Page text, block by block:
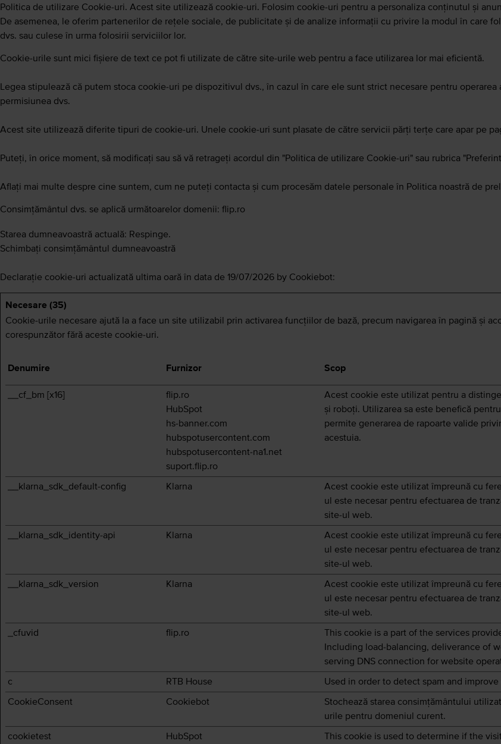
Politica de utilizare Cookie-uri. Acest site utilizează cookie-uri. Folosim cookie-uri pentru a personaliza conținutul și
De asemenea, le oferim partenerilor de rețele sociale, de publicitate și de analize informații cu privire la modul în care
dvs. sau culese în urma folosirii serviciilor lor.
Cookie-urile sunt mici fişiere de text ce pot fi utilizate de către site-urile web pentru a face utilizarea lor mai eficientă.
Legea stipulează că putem stoca cookie-uri pe dispozitivul dvs., în cazul în care ele sunt strict necesare pentru
permisiunea dvs.
Acest site utilizează diferite tipuri de cookie-uri. Unele cookie-uri sunt plasate de către servicii părţi terţe care apar pe
Puteți, în orice moment, să modificați sau să vă retrageți acordul din "Politica de utilizare Cookie-uri" sau rubrica
Aflați mai multe despre cine suntem, cum ne puteți contacta și cum procesăm datele personale în Politica noastră de
Consimţământul dvs. se aplică următoarelor domenii: flip.ro
Starea dumneavoastră actuală: Respinge.
Schimbați consimțământul dumneavoastră
Declaraţie cookie-uri actualizată ultima oară în data de 19/07/2026 by Cookiebot:
Necesare (35)
Cookie-urile necesare ajută la a face un site utilizabil prin activarea funcţiilor de bază, precum navigarea în pagină şi
corespunzător fără aceste cookie-uri.
Denumire Furnizor Scop
__cf_bm [x16]
flip.ro
HubSpot
hs-banner.com
hubspotusercontent.com
hubspotusercontent-na1.net
suport.flip.ro
Acest cookie este utilizat pentru a
și roboți. Utilizarea sa este benefică
permite generarea de rapoarte valide
acestuia.
__klarna_sdk_default-config Klarna
Acest cookie este utilizat împreună cu
ul este necesar pentru efectuarea de
site-ul web.
__klarna_sdk_identity-api Klarna
Acest cookie este utilizat împreună cu
ul este necesar pentru efectuarea de
site-ul web.
__klarna_sdk_version Klarna
Acest cookie este utilizat împreună cu
ul este necesar pentru efectuarea de
site-ul web.
_cfuvid flip.ro
This cookie is a part of the services
Including load-balancing, deliverance of
serving DNS connection for website
c RTB House Used in order to detect spam and
CookieConsent
Cookiebot
Stochează starea consimțământului
urile pentru domeniul curent.
cookietest HubSpot
This cookie is used to determine if the